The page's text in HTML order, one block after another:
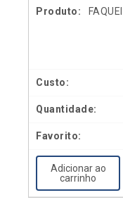
Adicionar ao
carrinho